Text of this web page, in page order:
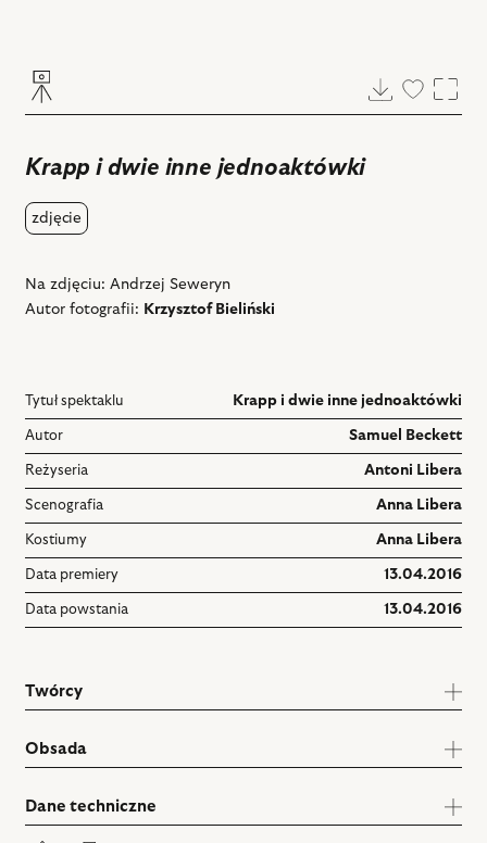
Pobierz
Dodaj
Krapp i dwie inne jednoaktówki
zdjęcie
Na zdjęciu: Andrzej Seweryn
Autor fotografii: Krzysztof Bieliński
Tytuł spektaklu Krapp i dwie inne jednoaktówki
Autor Samuel Beckett
Reżyseria Antoni Libera
Scenografia Anna Libera
Kostiumy Anna Libera
Data premiery 13.04.2016
Data powstania 13.04.2016
Twórcy
Obsada
Dane techniczne